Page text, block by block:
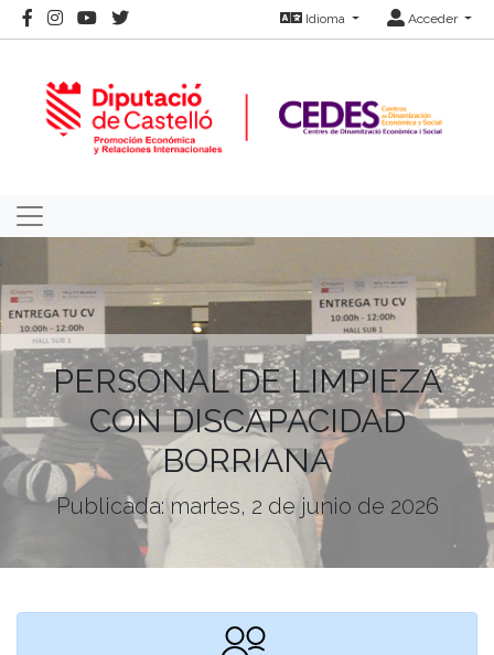
Idioma Acceder
PERSONAL DE LIMPIEZA
CON DISCAPACIDAD
BORRIANA
Publicada: martes, 2 de junio de 2026